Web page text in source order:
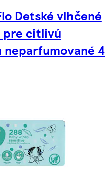
Detské vlhčené
pre citlivú
neparfumované 4